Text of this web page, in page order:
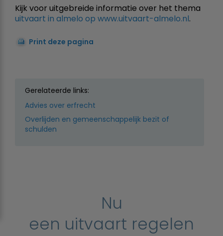
Kijk voor uitgebreide informatie over het thema
uitvaart in almelo op www.uitvaart-almelo.nl.
Print deze pagina
Gerelateerde links:
Advies over erfrecht
Overlijden en gemeenschappelijk bezit of
schulden
Nu
een uitvaart regelen